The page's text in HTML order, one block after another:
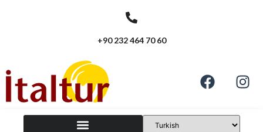
+90 232 464 70 60